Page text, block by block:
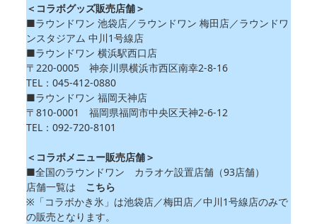
＜コラボグッズ販売店舗＞
■ラウンドワン 池袋店／ラウンドワン 梅田店／ラウンドワ
ンスタジアム 中川1号線店
■ラウンドワン 横浜駅西口店
〒220-0005 神奈川県横浜市西区南幸2-8-16
TEL：045-412-0880
■ラウンドワン 福岡天神店
〒810-0001 福岡県福岡市中央区天神2-6-12
TEL：092-720-8101
＜コラボメニュー販売店舗＞
■全国のラウンドワン カラオケ設置店舗（93店舗）
店舗一覧は こちら
※「コラボかき氷」は池袋店／梅田店／中川1号線店のみで
の販売となります。